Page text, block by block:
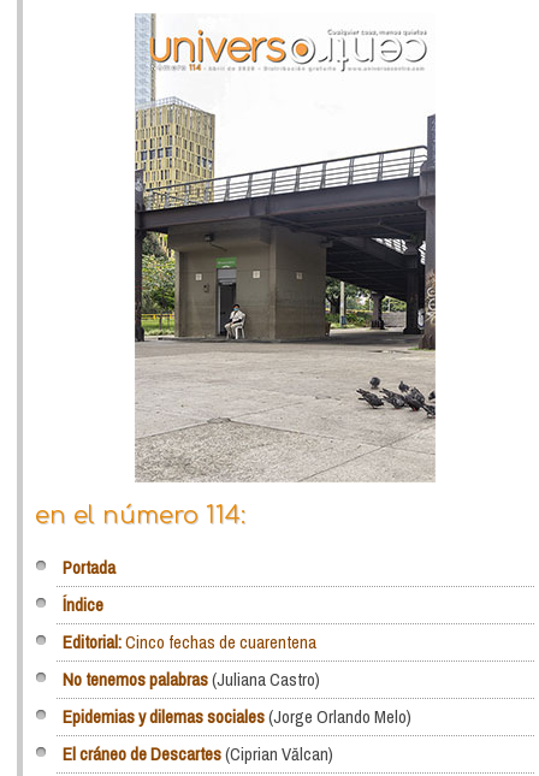
en el número 114:
Portada
Índice
Editorial:Cinco fechas de cuarentena
No tenemos palabras(Juliana Castro)
Epidemias y dilemas sociales(Jorge Orlando Melo)
El cráneo de Descartes(Ciprian Vălcan)